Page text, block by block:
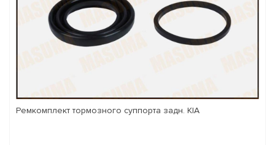
Ремкомплект тормозного суппорта задн. KIA